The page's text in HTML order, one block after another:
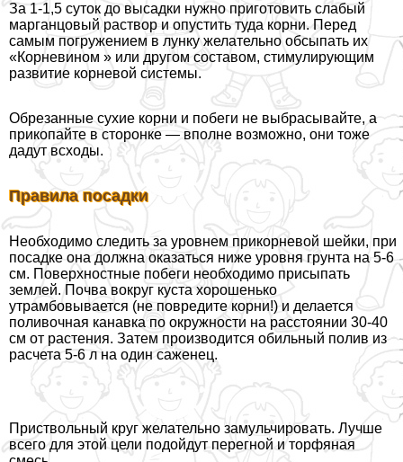
За 1-1,5 суток до высадки нужно приготовить слабый
марганцовый раствор и опустить туда корни. Перед
самым погружением в лунку желательно обсыпать их
«Корневином » или другом составом, стимулирующим
развитие корневой системы.
Обрезанные сухие корни и побеги не выбрасывайте, а
прикопайте в сторонке — вполне возможно, они тоже
дадут всходы.
Правила посадки
Необходимо следить за уровнем прикорневой шейки, при
посадке она должна оказаться ниже уровня грунта на 5-6
см. Поверхностные побеги необходимо присыпать
землей. Почва вокруг куста хорошенько
утрамбовывается (не повредите корни!) и делается
поливочная канавка по окружности на расстоянии 30-40
см от растения. Затем производится обильный полив из
расчета 5-6 л на один саженец.
Приствольный круг желательно замульчировать. Лучше
всего для этой цели подойдут перегной и торфяная